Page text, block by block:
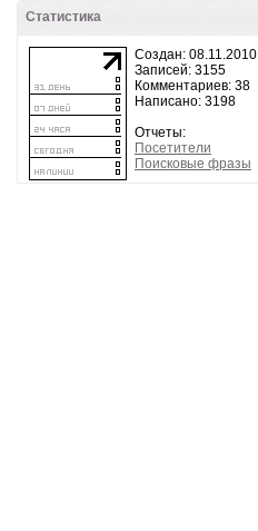
Статистика
Создан: 08.11.2010
Записей: 3155
Комментариев: 38
Написано: 3198
Отчеты:
Посетители
Поисковые фразы